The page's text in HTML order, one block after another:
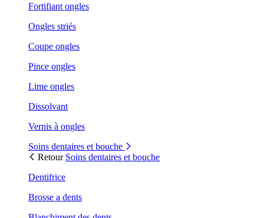
Fortifiant ongles
Ongles striés
Coupe ongles
Pince ongles
Lime ongles
Dissolvant
Vernis à ongles
Soins dentaires et bouche
Retour Soins dentaires et bouche
Dentifrice
Brosse a dents